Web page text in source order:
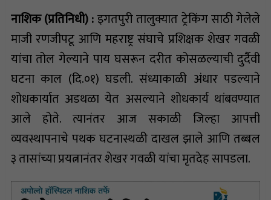
नाशिक (प्रतिनिधी) :इगतपुरी तालुक्यात ट्रेकिंग साठी गेलेले
माजी रणजीपटू आणि महराष्ट्र संघाचे प्रशिक्षक शेखर गवळी
यांचा तोल गेल्याने पाय घसरून दरीत कोसळल्याची दुर्दैवी
घटना काल (दि.०१) घडली. संध्याकाळी अंधार पडल्याने
शोधकार्यात अडथळा येत असल्याने शोधकार्य थांबवण्यात
आले होते. त्यानंतर आज सकाळी जिल्हा आपत्ती
व्यवस्थापनाचे पथक घटनास्थळी दाखल झाले आणि तब्बल
३ तासांच्या प्रयत्नानंतर शेखर गवळी यांचा मृतदेह सापडला.